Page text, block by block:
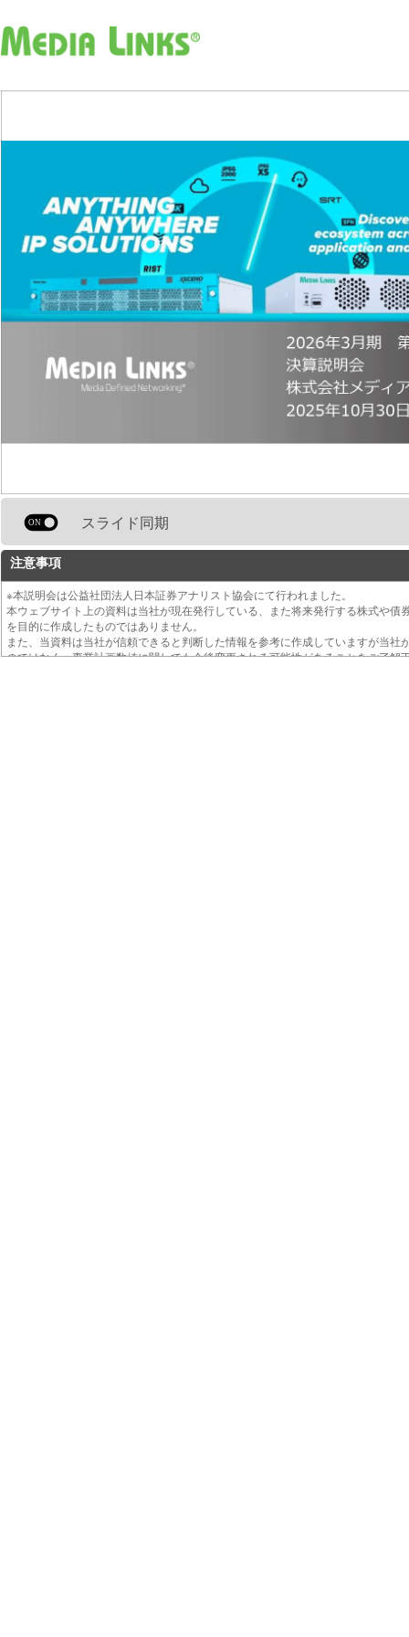
スライド同期
注意事項
※本説明会は公益社団法人日本証券アナリスト協会にて行われました。
本ウェブサイト上の資料は当社が現在発行している、また将来発行する株式や
を目的に作成したものではありません。
また、当資料は当社が信頼できると判断した情報を参考に作成していますが当